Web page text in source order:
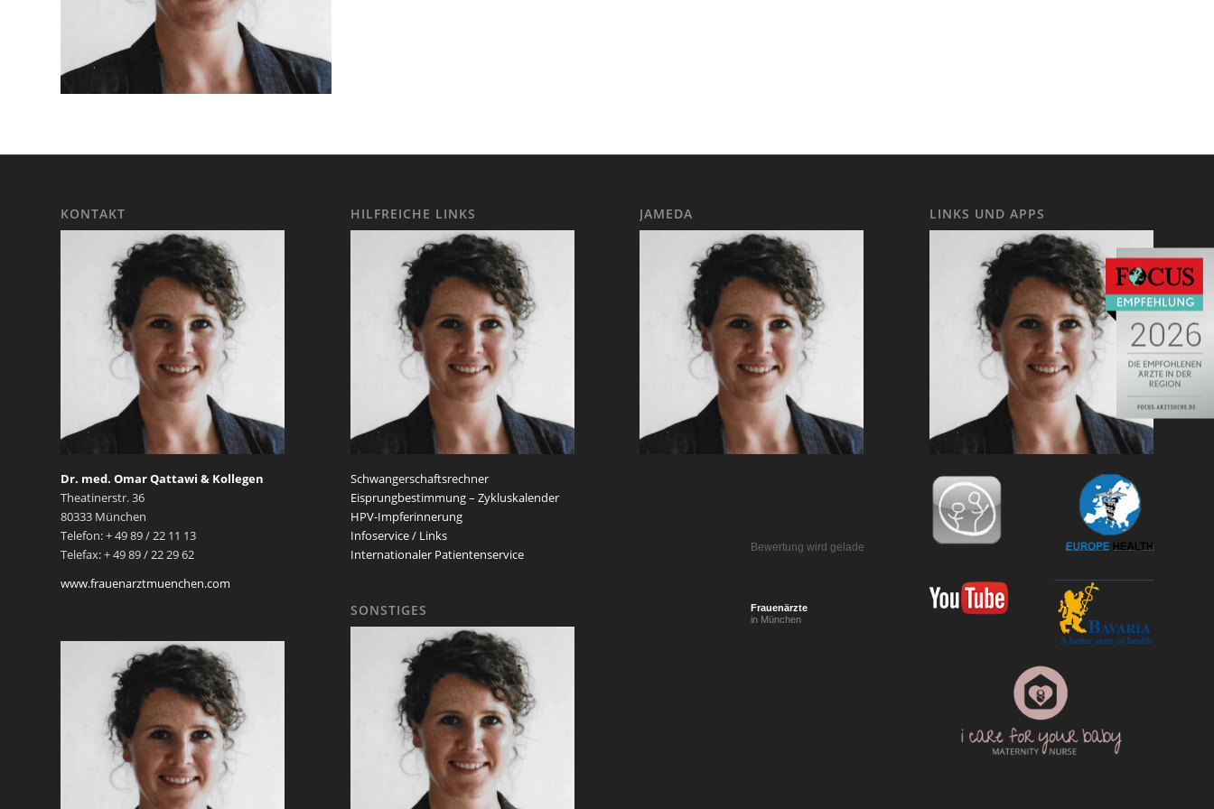
KONTAKT
Dr. med. Omar Qattawi & Kollegen
Theatinerstr. 36
80333 München
Telefon: + 49 89 / 22 11 13
Telefax: + 49 89 / 22 29 62
www.frauenarztmuenchen.com
HILFREICHE LINKS
Schwangerschaftsrechner
Eisprungbestimmung – Zykluskalender
HPV-Impferinnerung
Infoservice / Links
Internationaler Patientenservice
SONSTIGES
JAMEDA
Bewertung wird geladen…
Frauenärzte
in München
LINKS UND APPS